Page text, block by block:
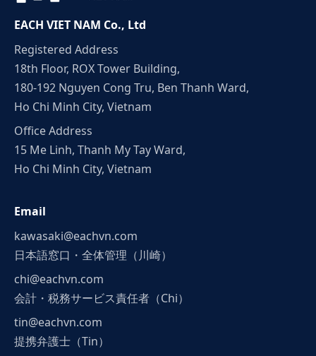
EACH VIET NAM Co., Ltd
Registered Address
18th Floor, ROX Tower Building,
180-192 Nguyen Cong Tru, Ben Thanh Ward,
Ho Chi Minh City, Vietnam
Office Address
15 Me Linh, Thanh My Tay Ward,
Ho Chi Minh City, Vietnam
Email
kawasaki@eachvn.com
日本語窓口・全体管理（川崎）
chi@eachvn.com
会計・税務サービス責任者（Chi）
tin@eachvn.com
提携弁護士（Tin）